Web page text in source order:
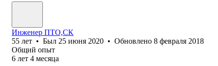
Инженер ПТО,СК
55 лет • Был 25 июня 2020 • Обновлено 8 февраля 2018
Общий опыт
6 лет 4 месяца